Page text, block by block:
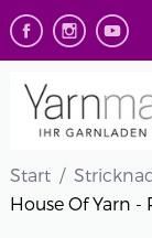
Start
House Of Yarn